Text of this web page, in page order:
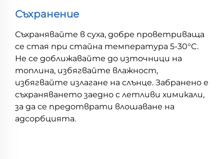
Съхранение
Съхранявайте в суха, добре проветриваща
се стая при стайна температура 5-30°C.
Не се доближавайте до източници на
топлина, избягвайте влажност,
избягвайте излагане на слънце. Забранено е
съхраняването заедно с летливи химикали,
за да се предотврати влошаване на
адсорбцията.